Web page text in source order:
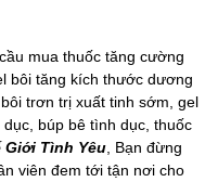
mua thuốc tăng cường
bôi tăng kích thước dương
trơn trị xuất tinh sớm, gel
dục, búp bê tình dục, thuốc
Giới Tình Yêu , Bạn đừng
viên đem tới tận nơi cho